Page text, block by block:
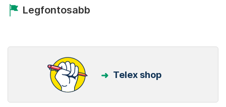
Legfontosabb
Telex shop